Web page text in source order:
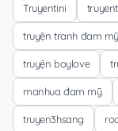
Truyentini
truyện tranh đam mỹ
truyện boylove
manhua đam mỹ
truyen3hsang